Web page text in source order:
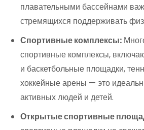
плавательными бассейнами
стремящихся поддерживать
Спортивные комплексы:
спортивные комплексы,
и баскетбольные площадки,
хоккейные арены — это
активных людей и детей.
Открытые спортивные